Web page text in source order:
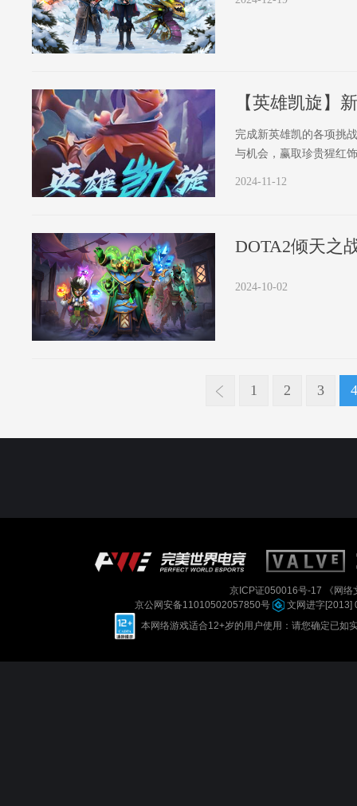
【英雄凯旋】
完成新英雄凯的各项挑
与机会，赢取珍贵猩红
2024-11-12
DOTA2倾天之
2024-10-02
1 2 3 4
京ICP证050016号-17
《网
京公网安备11010502057850号
文网进字[2013]
本网络游戏适合12+岁的用户使用：请您确定已如